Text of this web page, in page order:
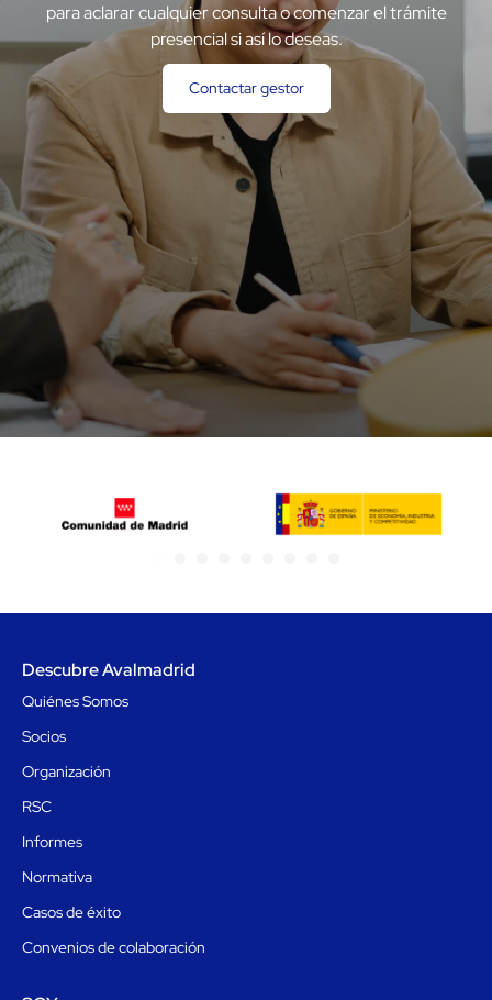
para aclarar cualquier consulta o comenzar el trámite
presencial si así lo deseas.
Contactar gestor
Descubre Avalmadrid
Quiénes Somos
Socios
Organización
RSC
Informes
Normativa
Casos de éxito
Convenios de colaboración